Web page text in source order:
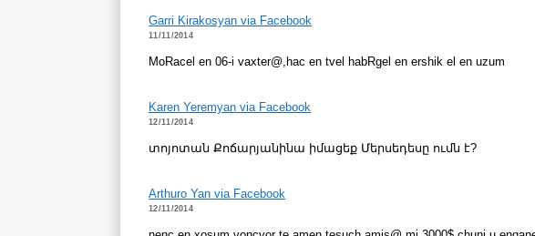
Garri Kirakosyan via Facebook
11/11/2014
MoRacel en 06-i vaxter@,hac en tvel habRgel en ershik el en uzum
Karen Yeremyan via Facebook
12/11/2014
տոյոտան Քոճարյանինա իմացեք Մերսեդեսը ումն է?
Arthuro Yan via Facebook
12/11/2014